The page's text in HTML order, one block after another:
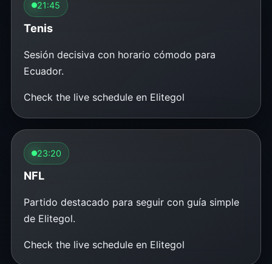
21:45
Tenis
Sesión decisiva con horario cómodo para
Ecuador.
Check the live schedule en Elitegol
23:20
NFL
Partido destacado para seguir con guía simple
de Elitegol.
Check the live schedule en Elitegol